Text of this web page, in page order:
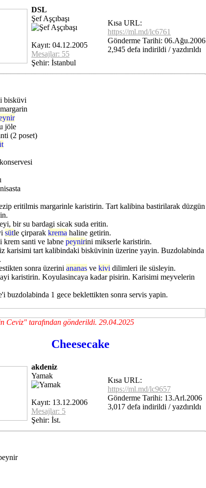
DSL
Şef Aşçıbaşı
Kayıt: 04.12.2005
Mesajlar: 55
Şehir: İstanbul
Kısa URL:
https://ml.md/lc6761
Gönderme Tarihi: 06.Ağu.2006
2,945 defa indirildi / yazdırıldı
bisküvi
jöle
(2 poset)
konservesi
eritilmis margarinle karistirin. Tart kalibina bastirilarak düzgün
bir su bardagi sicak suda eritin.
sütle çirparak krema haline getirin.
krem santi ve labne peynirini mikserle karistirin.
karisimi tart kalibindaki bisküvinin üzerine yayin. Buzdolabinda
sonra üzerini ananas ve kivi dilimleri ile süsleyin.
karistirin. Koyulasincaya kadar pisirin. Karisimi meyvelerin
buzdolabinda 1 gece beklettikten sonra servis yapin.
Ceviz" tarafından gönderildi. 29.04.2025
Cheesecake
akdeniz
Yamak
Kayıt: 13.12.2006
Mesajlar: 5
Şehir: İst.
Kısa URL:
https://ml.md/lc9657
Gönderme Tarihi: 13.Arl.2006
3,017 defa indirildi / yazdırıldı